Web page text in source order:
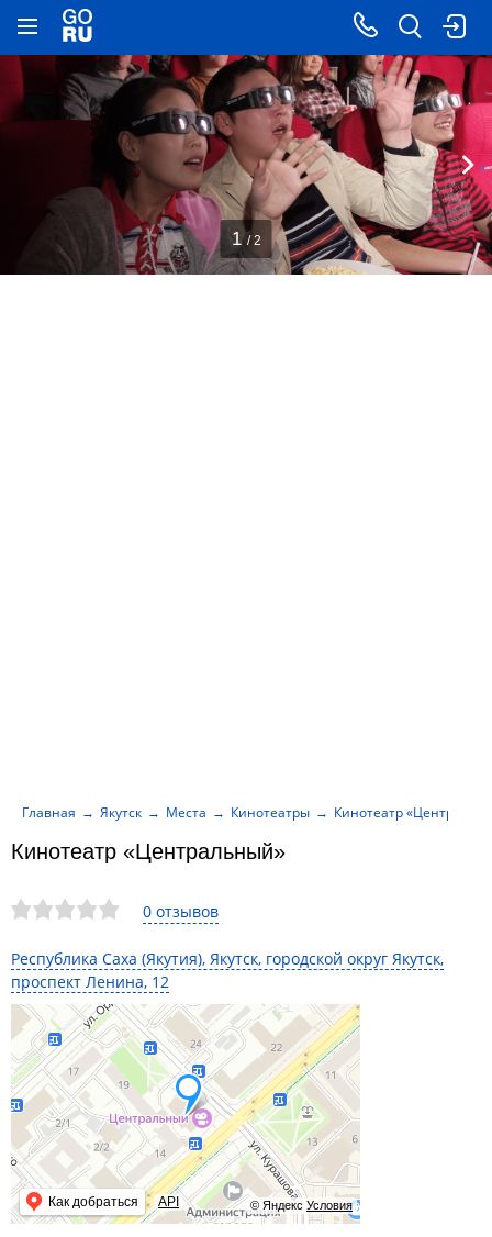
0 отзывов
Республика Саха (Якутия), Якутск, городской округ Якутск,
проспект Ленина, 12
© Яндекс Условия
Как добраться API
Кинотеатр «Центральный»
Главная Якутск Места Кинотеатры Кинотеатр
1 / 2